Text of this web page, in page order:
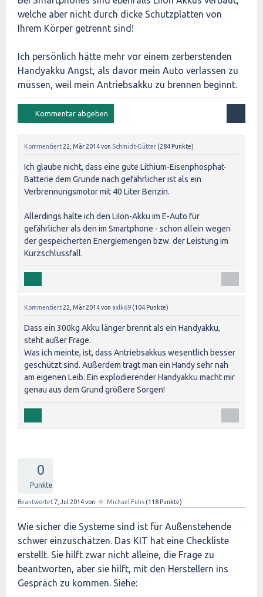
welche aber nicht durch dicke Schutzplatten von
Ihrem Körper getrennt sind!
Ich persönlich hätte mehr vor einem zerberstenden
Handyakku Angst, als davor mein Auto verlassen zu
müssen, weil mein Antriebsakku zu brennen beginnt.
Kommentiert 22, Mär 2014von Schmidt-Gütter (284 Punkte)
Ich glaube nicht, dass eine gute Lithium-Eisenphosphat-
Batterie dem Grunde nach gefährlicher ist als ein
Verbrennungsmotor mit 40 Liter Benzin.
Allerdings halte ich den LiIon-Akku im E-Auto für
gefährlicher als den im Smartphone - schon allein wegen
der gespeicherten Energiemengen bzw. der Leistung im
Kurzschlussfall.
Kommentiert 22, Mär 2014von axlk69 (104 Punkte)
Dass ein 300kg Akku länger brennt als ein Handyakku,
steht außer Frage.
Was ich meinte, ist, dass Antriebsakkus wesentlich besser
geschützt sind. Außerdem tragt man ein Handy sehr nah
am eigenen Leib. Ein explodierender Handyakku macht mir
genau aus dem Grund größere Sorgen!
0
Punkte
Beantwortet7, Jul 2014von ✦ Michael Fuhs (118 Punkte)
Wie sicher die Systeme sind ist für Außenstehende
schwer einzuschätzen. Das KIT hat eine Checkliste
erstellt. Sie hilft zwar nicht alleine, die Frage zu
beantworten, aber sie hilft, mit den Herstellern ins
Gespräch zu kommen. Siehe: